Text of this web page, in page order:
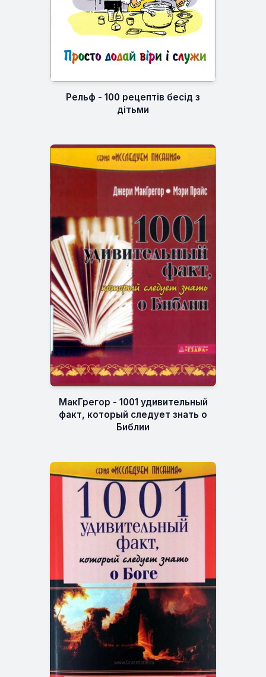
Рельф - 100 рецептів бесід з
дітьми
МакГрегор - 1001 удивительный
факт, который следует знать о
Библии